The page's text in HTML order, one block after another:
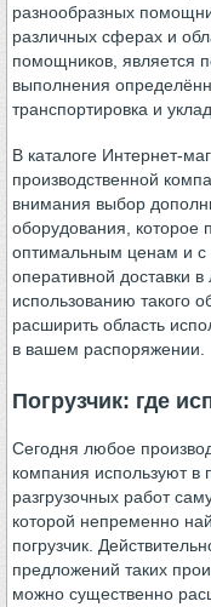
разнообразных
различных сферах и
помощников, является
выполнения
транспортировка и
В каталоге Интернет-
производственной
внимания выбор
оборудования, которое
оптимальным ценам и
оперативной доставки
использованию такого
расширить область
в вашем распоряжении.
Погрузчик: где
Сегодня любое
компания используют в
разгрузочных работ
которой непременно
погрузчик.
предложений таких
можно существенно